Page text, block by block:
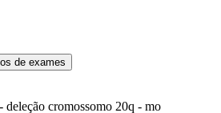
de exames
cromossomo 20q - mo